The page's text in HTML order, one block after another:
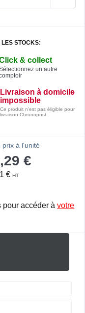
LES STOCKS:
& collect
un autre
Livraison à domicile
impossible
Ce produit n'est pas éligible pour
livraison Chronopost
prix à l'unité
€
€ HT
pour accéder àvotre